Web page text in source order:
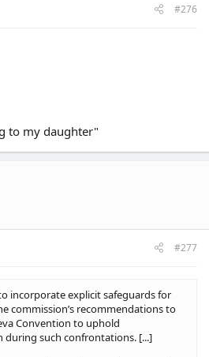
#276
to my daughter"
#277
incorporate explicit safeguards for
commission’s recommendations to
Convention to uphold
such confrontations. [...]